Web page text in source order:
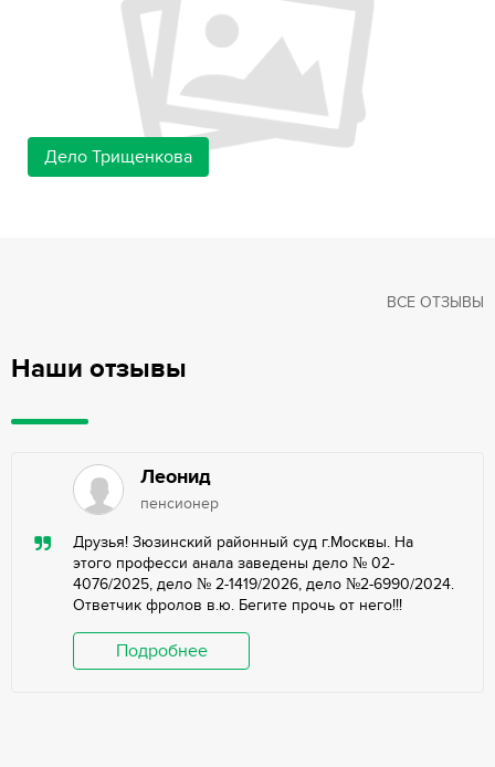
Дело Трищенкова
Наши отзывы
ВСЕ ОТЗЫВЫ
Леонид
пенсионер
Друзья! Зюзинский районный суд г.Москвы. На
этого професси анала заведены дело № 02-
4076/2025, дело № 2-1419/2026, дело №2-6990/2024.
Ответчик фролов в.ю. Бегите прочь от него!!!
Подробнее